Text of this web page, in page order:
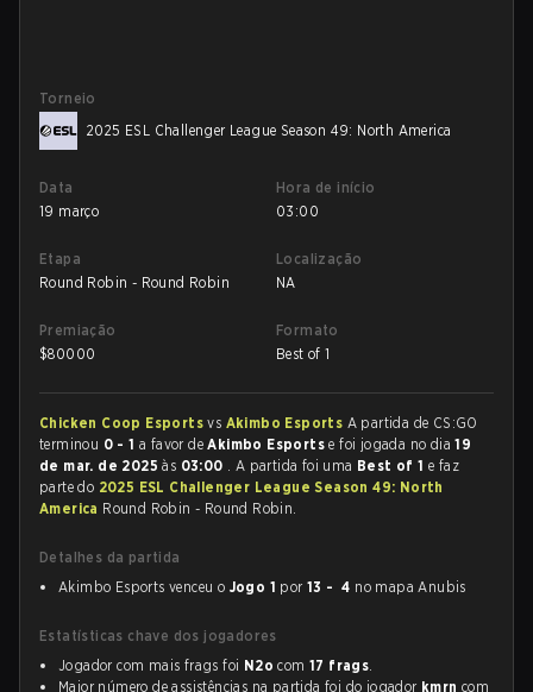
Torneio
2025 ESL Challenger League Season 49: North America
Data
19 março
Hora de início
03:00
Etapa
Round Robin - Round Robin
Localização
NA
Premiação
$80000
Formato
Best of 1
Chicken Coop Esportsvs Akimbo Esports A partida de CS:GO
terminou 0 - 1 a favor deAkimbo Esportse foi jogada no dia19
de mar. de 2025às 03:00 . A partida foi uma Best of 1e faz
parte do 2025 ESL Challenger League Season 49: North
America Round Robin - Round Robin.
Detalhes da partida
Akimbo Esports venceu o Jogo 1 por13 - 4 no mapa Anubis
Estatísticas chave dos jogadores
Jogador com mais frags foi N2o com17 frags.
Maior número de assistências na partida foi do jogador kmrn com